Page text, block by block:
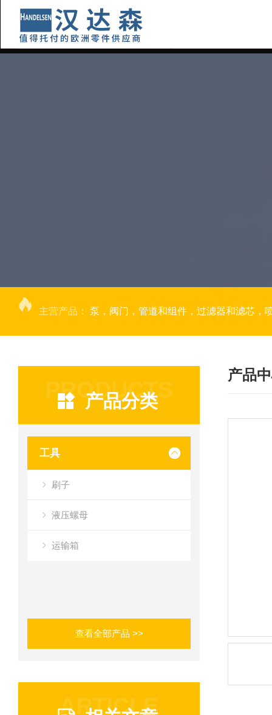
主营产品： 泵，阀门，管道和组件，过滤器和滤芯，
PRODUCTS
产品分类
工具
刷子
液压螺母
运输箱
查看全部产品 >>
ARTICLE
产品